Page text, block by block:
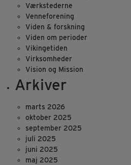
Værkstederne
Venneforening
Viden & forskning
Viden om perioder
Vikingetiden
Virksomheder
Vision og Mission
Arkiver
marts 2026
oktober 2025
september 2025
juli 2025
juni 2025
maj 2025